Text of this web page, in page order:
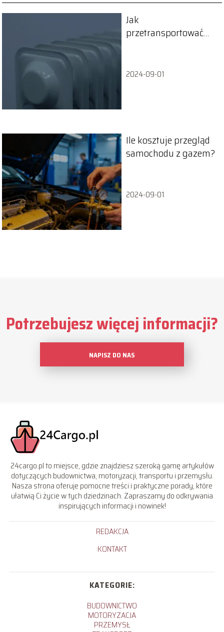
Jak
przetransportować
2024-09-01
Ile kosztuje przegląd
samochodu z gazem?
2024-09-01
Potrzebujesz więcej informacji?
NAPISZ DO NAS
24cargo.pl to miejsce, gdzie znajdziesz szeroką gamę artykułów
dotyczących budownictwa, motoryzacji, transportu i przemysłu.
Nasza strona oferuje pomocne treści i praktyczne porady, które
ułatwią Ci życie w tych dziedzinach. Zapraszamy do odkrywania
inspirujących informacji i nowinek!
REDAKCJA
KONTAKT
KATEGORIE:
BUDOWNICTWO
MOTORYZACJA
PRZEMYSŁ